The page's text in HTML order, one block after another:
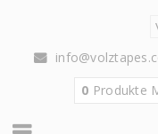
0 Produkte